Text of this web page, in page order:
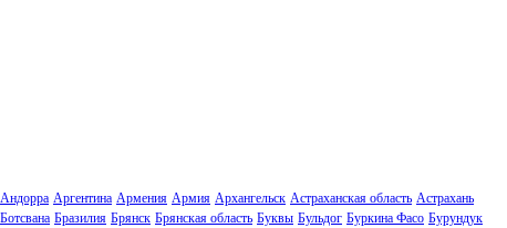
Андорра Аргентина Армения Армия Архангельск Астраханская область Астрахань
Ботсвана Бразилия Брянск Брянская область Буквы Бульдог Буркина Фасо Бурундук